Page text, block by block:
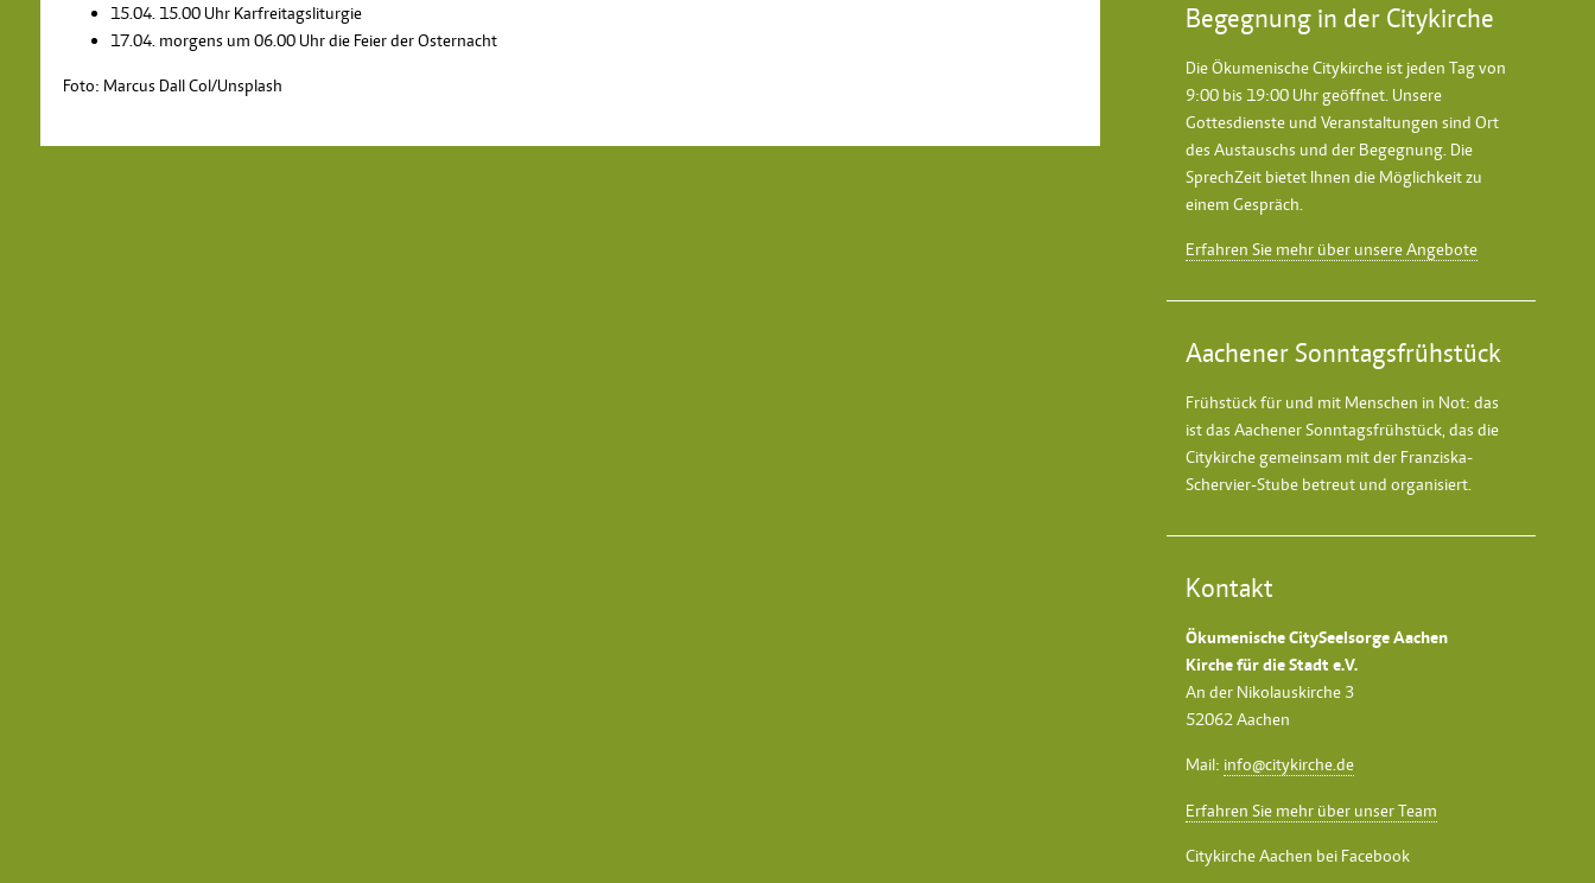
15.04. 15.00 Uhr Karfreitagsliturgie
17.04. morgens um 06.00 Uhr die Feier der Osternacht
Foto: Marcus Dall Col/Unsplash
Begegnung in der Citykirche
Die Ökumenische Citykirche ist jeden Tag von
9:00 bis 19:00 Uhr geöffnet. Unsere
Gottesdienste und Veranstaltungen sind Ort
des Austauschs und der Begegnung. Die
SprechZeit bietet Ihnen die Möglichkeit zu
einem Gespräch.
Erfahren Sie mehr über unsere Angebote
Aachener Sonntagsfrühstück
Frühstück für und mit Menschen in Not: das
ist dasAachener Sonntagsfrühstück, das die
Citykirche gemeinsam mit der Franziska-
Schervier-Stube betreut und organisiert.
Kontakt
Ökumenische CitySeelsorge Aachen
Kirche für die Stadt e.V.
An der Nikolauskirche 3
52062 Aachen
Mail: info@citykirche.de
Erfahren Sie mehr über unser Team
Citykirche Aachen bei Facebook